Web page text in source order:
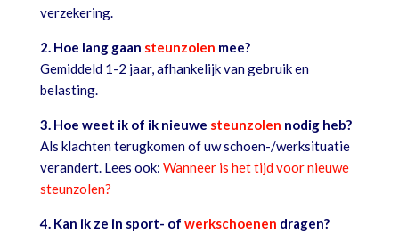
verzekering.
2. Hoe lang gaan steunzolen mee?
Gemiddeld 1-2 jaar, afhankelijk van gebruik en
belasting.
3. Hoe weet ik of ik nieuwe steunzolen nodig heb?
Als klachten terugkomen of uw schoen-/werksituatie
verandert. Lees ook: Wanneer is het tijd voor nieuwe
steunzolen?
4. Kan ik ze in sport- of werkschoenen dragen?